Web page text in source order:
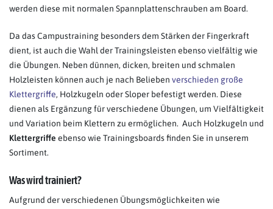
werden diese mit normalen Spannplattenschrauben am Board.
Da das Campustraining besonders dem Stärken der Fingerkraft
dient, ist auch die Wahl der Trainingsleisten ebenso vielfältig wie
die Übungen. Neben dünnen, dicken, breiten und schmalen
Holzleisten können auch je nach Belieben verschieden große
Klettergriffe, Holzkugeln oder Sloper befestigt werden. Diese
dienen als Ergänzung für verschiedene Übungen, um Vielfältigkeit
und Variation beim Klettern zu ermöglichen. Auch Holzkugeln und
Klettergriffe ebenso wie Trainingsboards finden Sie in unserem
Sortiment.
Was wird trainiert?
Aufgrund der verschiedenen Übungsmöglichkeiten wie